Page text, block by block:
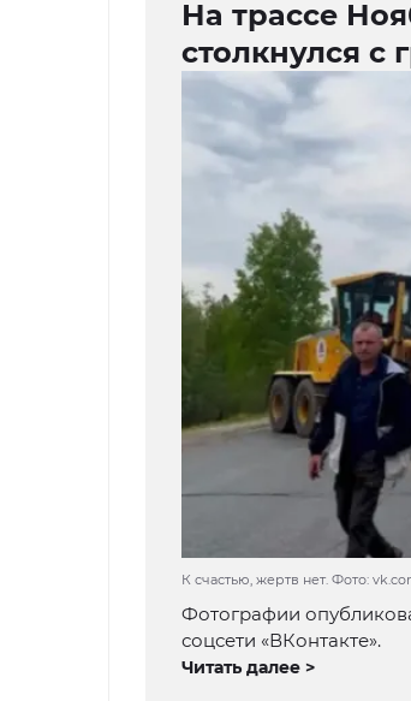
На трассе
столкнулся с
К счастью, жертв нет. Фото:
Фотографии
соцсети «ВКонтакте».
Читать далее >